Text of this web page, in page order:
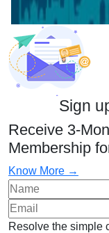
Sign
Receive 3-
Membership
Know More →
Resolve the simple